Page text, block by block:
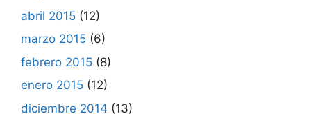
abril 2015 (12)
marzo 2015 (6)
febrero 2015 (8)
enero 2015 (12)
diciembre 2014 (13)